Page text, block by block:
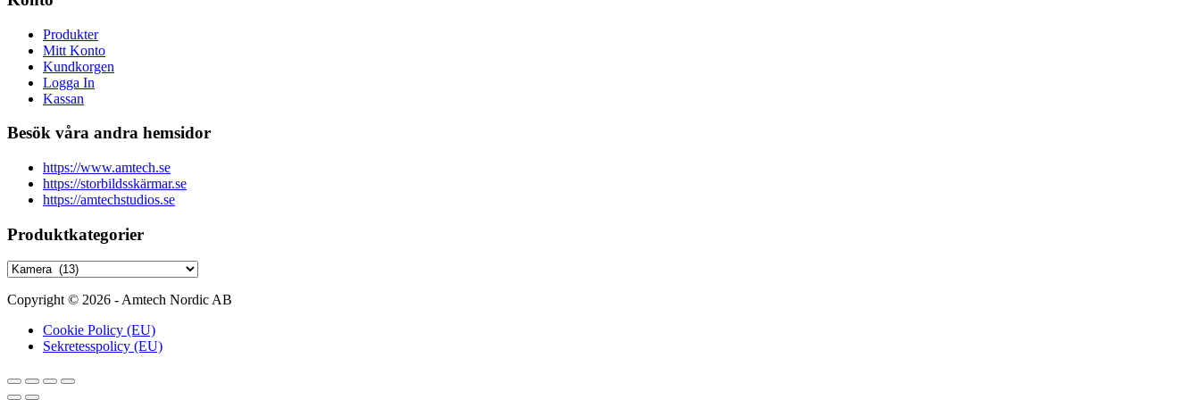
Produkter
Mitt Konto
Kundkorgen
Logga In
Kassan
Besök våra andra hemsidor
https://www.amtech.se
https://storbildsskärmar.se
https://amtechstudios.se
Produktkategorier
Copyright © 2026 - Amtech Nordic AB
Cookie Policy (EU)
Sekretesspolicy (EU)